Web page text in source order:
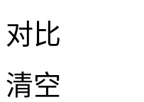
对比
清空